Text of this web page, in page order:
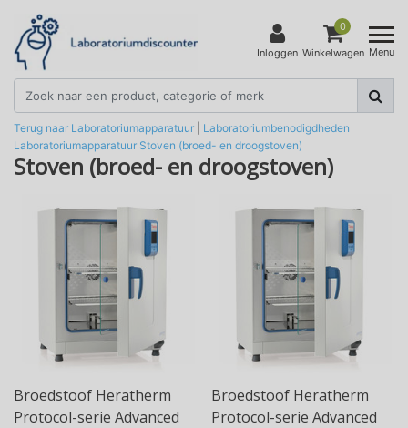
Inloggen
0
Winkelwagen Menu
Terug naar Laboratoriumapparatuur
Laboratoriumbenodigdheden
Laboratoriumapparatuur Stoven (broed- en droogstoven)
Stoven (broed- en droogstoven)
Broedstoof Heratherm
Protocol-serie Advanced
Broedstoof Heratherm
Protocol-serie Advanced